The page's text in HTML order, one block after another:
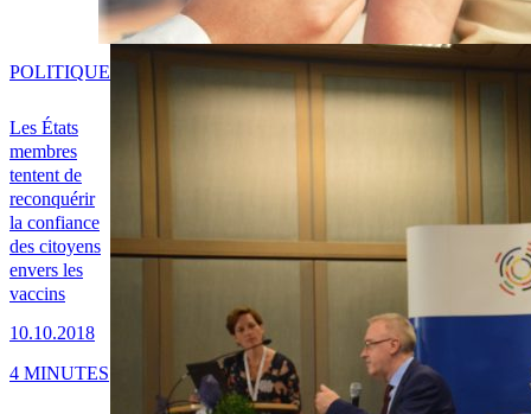
Les États
membres
tentent de
reconquérir
la confiance
des citoyens
envers les
vaccins
10.10.2018
POLITIQUE
4 MINUTES